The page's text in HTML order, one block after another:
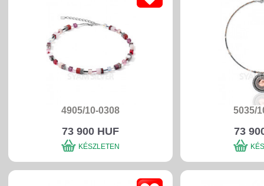
4905/10-0308
73 900 HUF
KÉSZLETEN
5035/
73